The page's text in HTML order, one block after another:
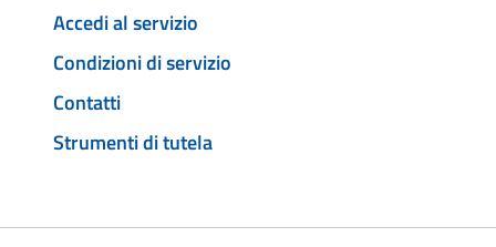
Accedi al servizio
Condizioni di servizio
Contatti
Strumenti di tutela